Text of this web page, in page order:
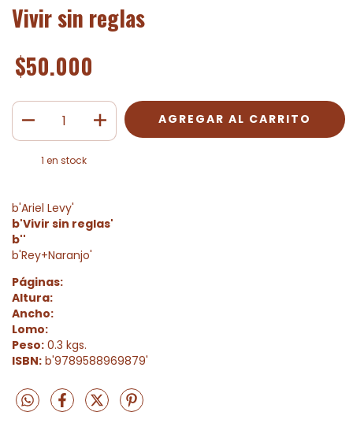
Vivir sin reglas
$50.000
1 en stock
b'Ariel Levy'
b'Vivir sin reglas'
b''
b'Rey+Naranjo'
Páginas:
Altura:
Ancho:
Lomo:
Peso: 0.3 kgs.
ISBN: b'9789588969879'